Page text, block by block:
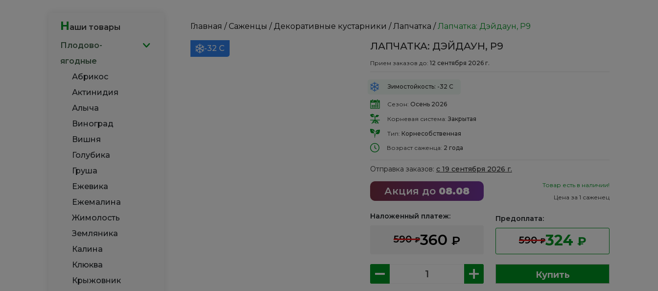
Наши товары
Плодово-
ягодные
Абрикос
Актинидия
Алыча
Виноград
Вишня
Голубика
Груша
Ежевика
Ежемалина
Жимолость
Земляника
Калина
Клюква
Крыжовник
Главная / Саженцы / Декоративные кустарники /Лапчатка /Лапчатка: Дэйдаун, Р9
-32 С ЛАПЧАТКА: ДЭЙДАУН, Р9
Прием заказов до: 12 сентября 2026 г.
Зимостойкость: -32 С
Сезон: Осень 2026
Корневая система: Закрытая
Тип: Корнесобственная
Возраст саженца: 2 года
Отправка заказов: с 19 сентября 2026 г.
Акция до 08.08
Товар есть в наличии!
Цена за 1 саженец
Наложенный платеж:
590₽360 ₽
Предоплата:
590₽324 ₽
товара
Купить